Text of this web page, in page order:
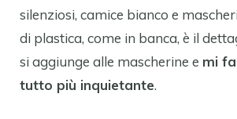
silenziosi, camice bianco e
di plastica, come in banca, è il
si aggiunge alle mascherine e mi
tutto più inquietante.